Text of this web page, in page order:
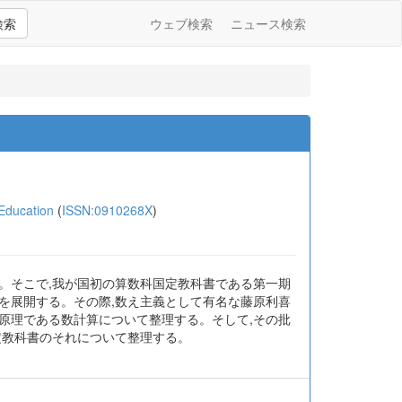
索 ウェブ検索 ニュース検索
(ISSN:0910268X)
そこで,我が国初の算数科国定教科書である第一期
展開する。その際,数え主義として有名な藤原利喜
理である数計算について整理する。そして,その批
科書のそれについて整理する。